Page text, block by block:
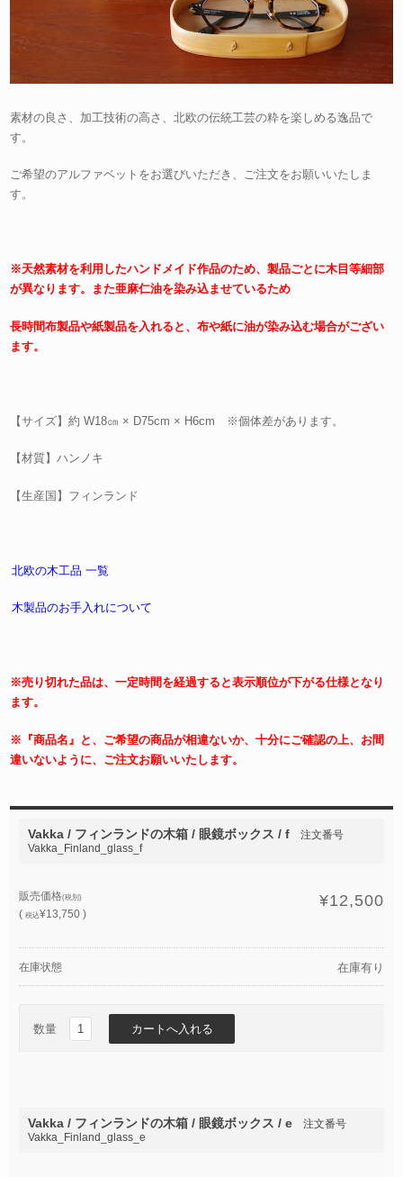
素材の良さ、加工技術の高さ、北欧の伝統工芸の粋を楽しめる逸品で
す。
ご希望のアルファベットをお選びいただき、ご注文をお願いいたしま
す。
※天然素材を利用したハンドメイド作品のため、製品ごとに木目等細部
が異なります。また亜麻仁油を染み込ませているため
長時間布製品や紙製品を入れると、布や紙に油が染み込む場合がござい
ます。
【サイズ】約 W18㎝ × D75cm × H6cm ※個体差があります。
【材質】ハンノキ
【生産国】フィンランド
北欧の木工品 一覧
木製品のお手入れについて
※売り切れた品は、一定時間を経過すると表示順位が下がる仕様となり
ます。
※『商品名』と、ご希望の商品が相違ないか、十分にご確認の上、お間
違いないように、ご注文お願いいたします。
Vakka / フィンランドの木箱 / 眼鏡ボックス / f
注文番号
Vakka_Finland_glass_f
販売価格(税別)
(税込¥13,750 )
¥12,500
在庫状態 在庫有り
数量
Vakka / フィンランドの木箱 / 眼鏡ボックス / e
注文番号
Vakka_Finland_glass_e